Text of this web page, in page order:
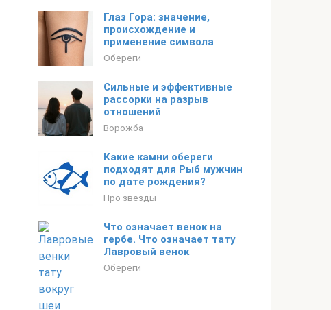
Глаз Гора: значение,
происхождение и
применение символа
Обереги
Сильные и эффективные
рассорки на разрыв
отношений
Ворожба
Какие камни обереги
подходят для Рыб мужчин
по дате рождения?
Про звёзды
Что означает венок на
гербе. Что означает тату
Лавровый венок
Обереги